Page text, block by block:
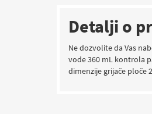
Detalji o
Ne dozvolite da Vas
vode 360 mL kontrola
dimenzije grijače ploče